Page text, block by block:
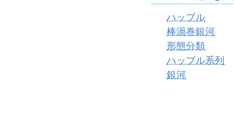
ハッブル
棒渦巻銀河
形態分類
ハッブル系列
銀河